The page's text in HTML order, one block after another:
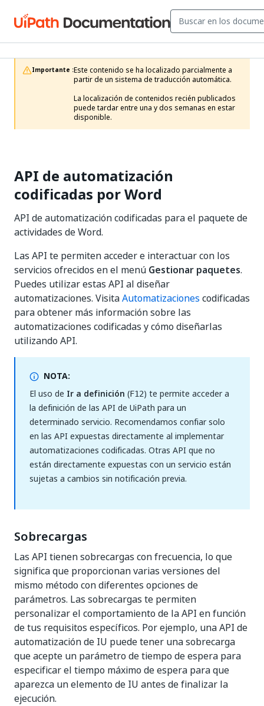
Importante :Este contenido se ha localizado parcialmente a
partir de un sistema de traducción automática.
La localización de contenidos recién publicados
puede tardar entre una y dos semanas en estar
disponible.
API de automatización
codificadas por Word
API de automatización codificadas para el paquete de
actividades de Word.
Las API te permiten acceder e interactuar con los
servicios ofrecidos en el menú Gestionar paquetes.
Puedes utilizar estas API al diseñar
automatizaciones. VisitaAutomatizaciones codificadas
para obtener más información sobre las
automatizaciones codificadas y cómo diseñarlas
utilizando API.
NOTA:
El uso de Ir a definición (F12) te permite acceder a
la definición de las API de UiPath para un
determinado servicio. Recomendamos confiar solo
en las API expuestas directamente al implementar
automatizaciones codificadas. Otras API que no
están directamente expuestas con un servicio están
sujetas a cambios sin notificación previa.
Sobrecargas
Las API tienen sobrecargas con frecuencia, lo que
significa que proporcionan varias versiones del
mismo método con diferentes opciones de
parámetros. Las sobrecargas te permiten
personalizar el comportamiento de la API en función
de tus requisitos específicos. Por ejemplo, una API de
automatización de IU puede tener una sobrecarga
que acepte un parámetro de tiempo de espera para
especificar el tiempo máximo de espera para que
aparezca un elemento de IU antes de finalizar la
ejecución.